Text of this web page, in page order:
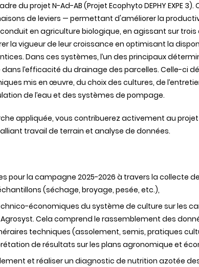
du projet N-Ad-AB (Projet Ecophyto DEPHY EXPE 3).
de leviers — permettant d'améliorer la
en agriculture biologique, en agissant sur trois
la vigueur de leur croissance en optimisant la
Dans ces systèmes, l’un des principaux
l’efficacité du drainage des parcelles. Celle-ci
mis en œuvre, du choix des cultures, de
de l’eau et des systèmes de pompage.
appliquée, vous contribuerez activement au projet
travail de terrain et analyse de données.
pour la campagne 2025-2026 à travers la collecte
(séchage, broyage, pesée, etc.),
économiques du système de culture sur les
Agrosyst. Cela comprend le rassemblement des
techniques (assolement, semis, pratiques
de résultats sur les plans agronomique et
et réaliser un diagnostic de nutrition azotée